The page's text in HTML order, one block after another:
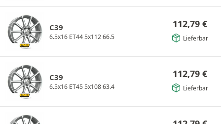
C39
6.5x16 ET44 5x112 66.5
112,79 €
Lieferbar
C39
6.5x16 ET45 5x108 63.4
112,79 €
Lieferbar